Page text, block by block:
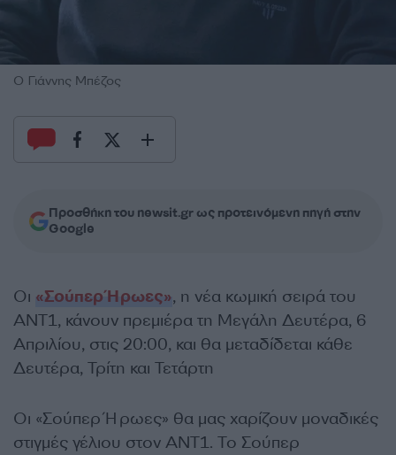
Ο Γιάννης Μπέζος
Προσθήκη του newsit.gr ως προτεινόμενη πηγή στην
Google
Οι «Σούπερ Ήρωες», η νέα κωμική σειρά του
ΑΝΤ1, κάνουν πρεμιέρα τη Μεγάλη Δευτέρα, 6
Απριλίου, στις 20:00, και θα μεταδίδεται κάθε
Δευτέρα, Τρίτη και Τετάρτη
Οι «Σούπερ Ήρωες» θα μας χαρίζουν μοναδικές
στιγμές γέλιου στον ΑΝΤ1. Το Σούπερ